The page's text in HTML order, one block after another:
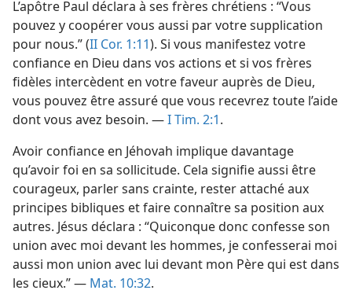
L’apôtre Paul déclara à ses frères chrétiens : “Vous
pouvez y coopérer vous aussi par votre supplication
pour nous.” (II Cor. 1:11). Si vous manifestez votre
confiance en Dieu dans vos actions et si vos frères
fidèles intercèdent en votre faveur auprès de Dieu,
vous pouvez être assuré que vous recevrez toute l’aide
dont vous avez besoin. —I Tim. 2:1.
Avoir confiance en Jéhovah implique davantage
qu’avoir foi en sa sollicitude. Cela signifie aussi être
courageux, parler sans crainte, rester attaché aux
principes bibliques et faire connaître sa position aux
autres. Jésus déclara : “Quiconque donc confesse son
union avec moi devant les hommes, je confesserai moi
aussi mon union avec lui devant mon Père qui est dans
les cieux.” — Mat. 10:32.